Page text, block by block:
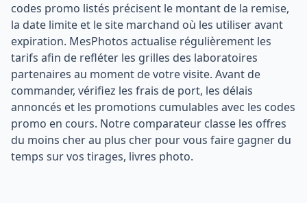
codes promo listés précisent le montant de la remise,
la date limite et le site marchand où les utiliser avant
expiration. MesPhotos actualise régulièrement les
tarifs afin de refléter les grilles des laboratoires
partenaires au moment de votre visite. Avant de
commander, vérifiez les frais de port, les délais
annoncés et les promotions cumulables avec les codes
promo en cours. Notre comparateur classe les offres
du moins cher au plus cher pour vous faire gagner du
temps sur vos tirages, livres photo.